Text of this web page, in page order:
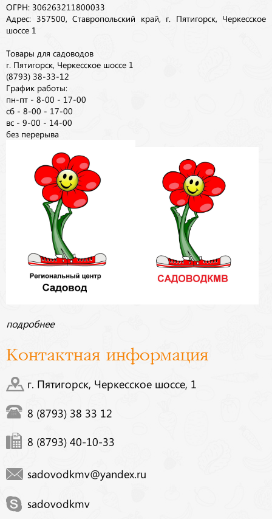
ОГРН: 306263211800033
Адрес: 357500, Ставропольский край, г. Пятигорск, Черкесское
шоссе 1
Товары для садоводов
г. Пятигорск, Черкесское шоссе 1
(8793) 38-33-12
График работы:
пн-пт - 8-00 - 17-00
сб - 8-00 - 17-00
вс - 9-00 - 14-00
без перерыва
подробнее
Контактная информация
г. Пятигорск, Черкесское шоссе, 1
8 (8793) 38 33 12
8 (8793) 40-10-33
sadovodkmv@yandex.ru
sadovodkmv